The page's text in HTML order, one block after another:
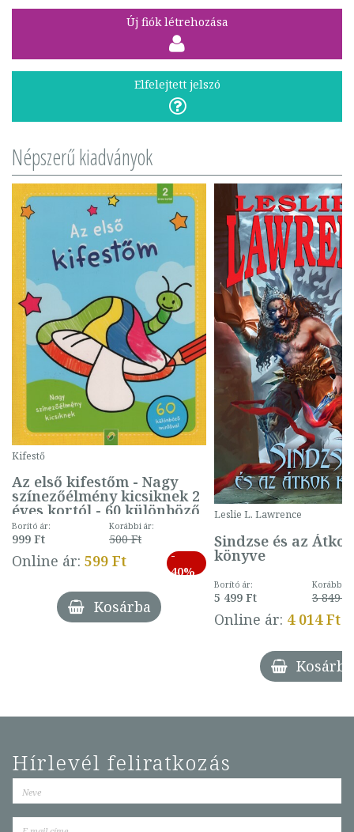
Új fiók létrehozása
Elfelejtett jelszó
Népszerű kiadványok
Kifestő
Az első kifestőm - Nagy
színezőélmény kicsiknek 2
éves kortól - 60 különböző
mintával (gombás)
Borító ár:
999 Ft
Korábbi ár:
500 Ft
Online ár: 599 Ft
-
40%
Kosárba
Leslie L. Lawrence
Sindzse és az Átkok
könyve
Borító ár:
5 499 Ft
Korábbi
3 849 Ft
Online ár: 4 014 Ft
Kosárba
Hírlevél feliratkozás